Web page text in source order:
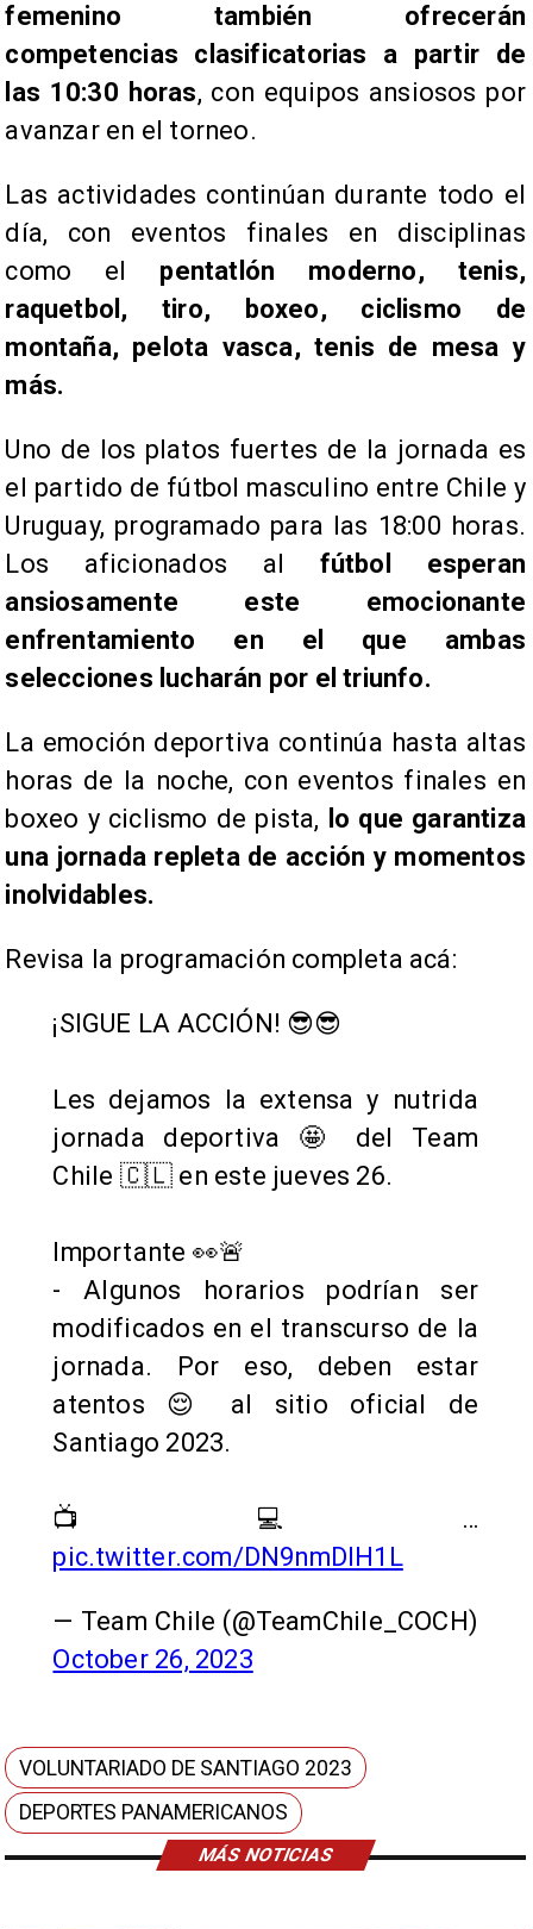
MÁS NOTICIAS
femenino también ofrecerán
competencias clasificatorias a partir de
las 10:30 horas, con equipos ansiosos por
avanzar en el torneo.
Las actividades continúan durante todo el
día, con eventos finales en disciplinas
como el pentatlón moderno, tenis,
raquetbol, tiro, boxeo, ciclismo de
montaña, pelota vasca, tenis de mesa y
más.
Uno de los platos fuertes de la jornada es
el partido de fútbol masculino entre Chile y
Uruguay, programado para las 18:00 horas.
Los aficionados al fútbol esperan
ansiosamente este emocionante
enfrentamiento en el que ambas
selecciones lucharán por el triunfo.
La emoción deportiva continúa hasta altas
horas de la noche, con eventos finales en
boxeo y ciclismo de pista, lo que garantiza
una jornada repleta de acción y momentos
inolvidables.
Revisa la programación completa acá:
¡SIGUE LA ACCIÓN! 😎😎
Les dejamos la extensa y nutrida
jornada deportiva 🤩 del Team
Chile 🇨🇱 en este jueves 26.
Importante 👀🚨
- Algunos horarios podrían ser
modificados en el transcurso de la
jornada. Por eso, deben estar
atentos 😌 al sitio oficial de
Santiago 2023.
📺💻…
pic.twitter.com/DN9nmDIH1L
— Team Chile (@TeamChile_COCH)
October 26, 2023
VOLUNTARIADO DE SANTIAGO 2023
DEPORTES PANAMERICANOS